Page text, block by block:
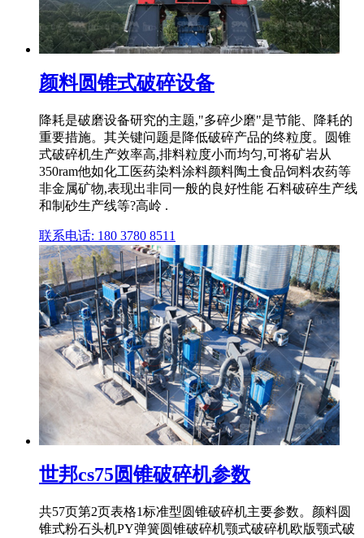
颜料圆锥式破碎设备
降耗是破磨设备研究的主题,"多碎少磨"是节能、降耗的
重要措施。其关键问题是降低破碎产品的终粒度。圆锥
式破碎机生产效率高,排料粒度小而均匀,可将矿岩从
350ram他如化工医药染料涂料颜料陶土食品饲料农药等
非金属矿物,表现出非同一般的良好性能 石料破碎生产线
和制砂生产线等?高岭 .
联系电话: 180 3780 8511
世邦cs75圆锥破碎机参数
共57页第2页表格1标准型圆锥破碎机主要参数。颜料圆
锥式粉石头机PY弹簧圆锥破碎机颚式破碎机欧版颚式破